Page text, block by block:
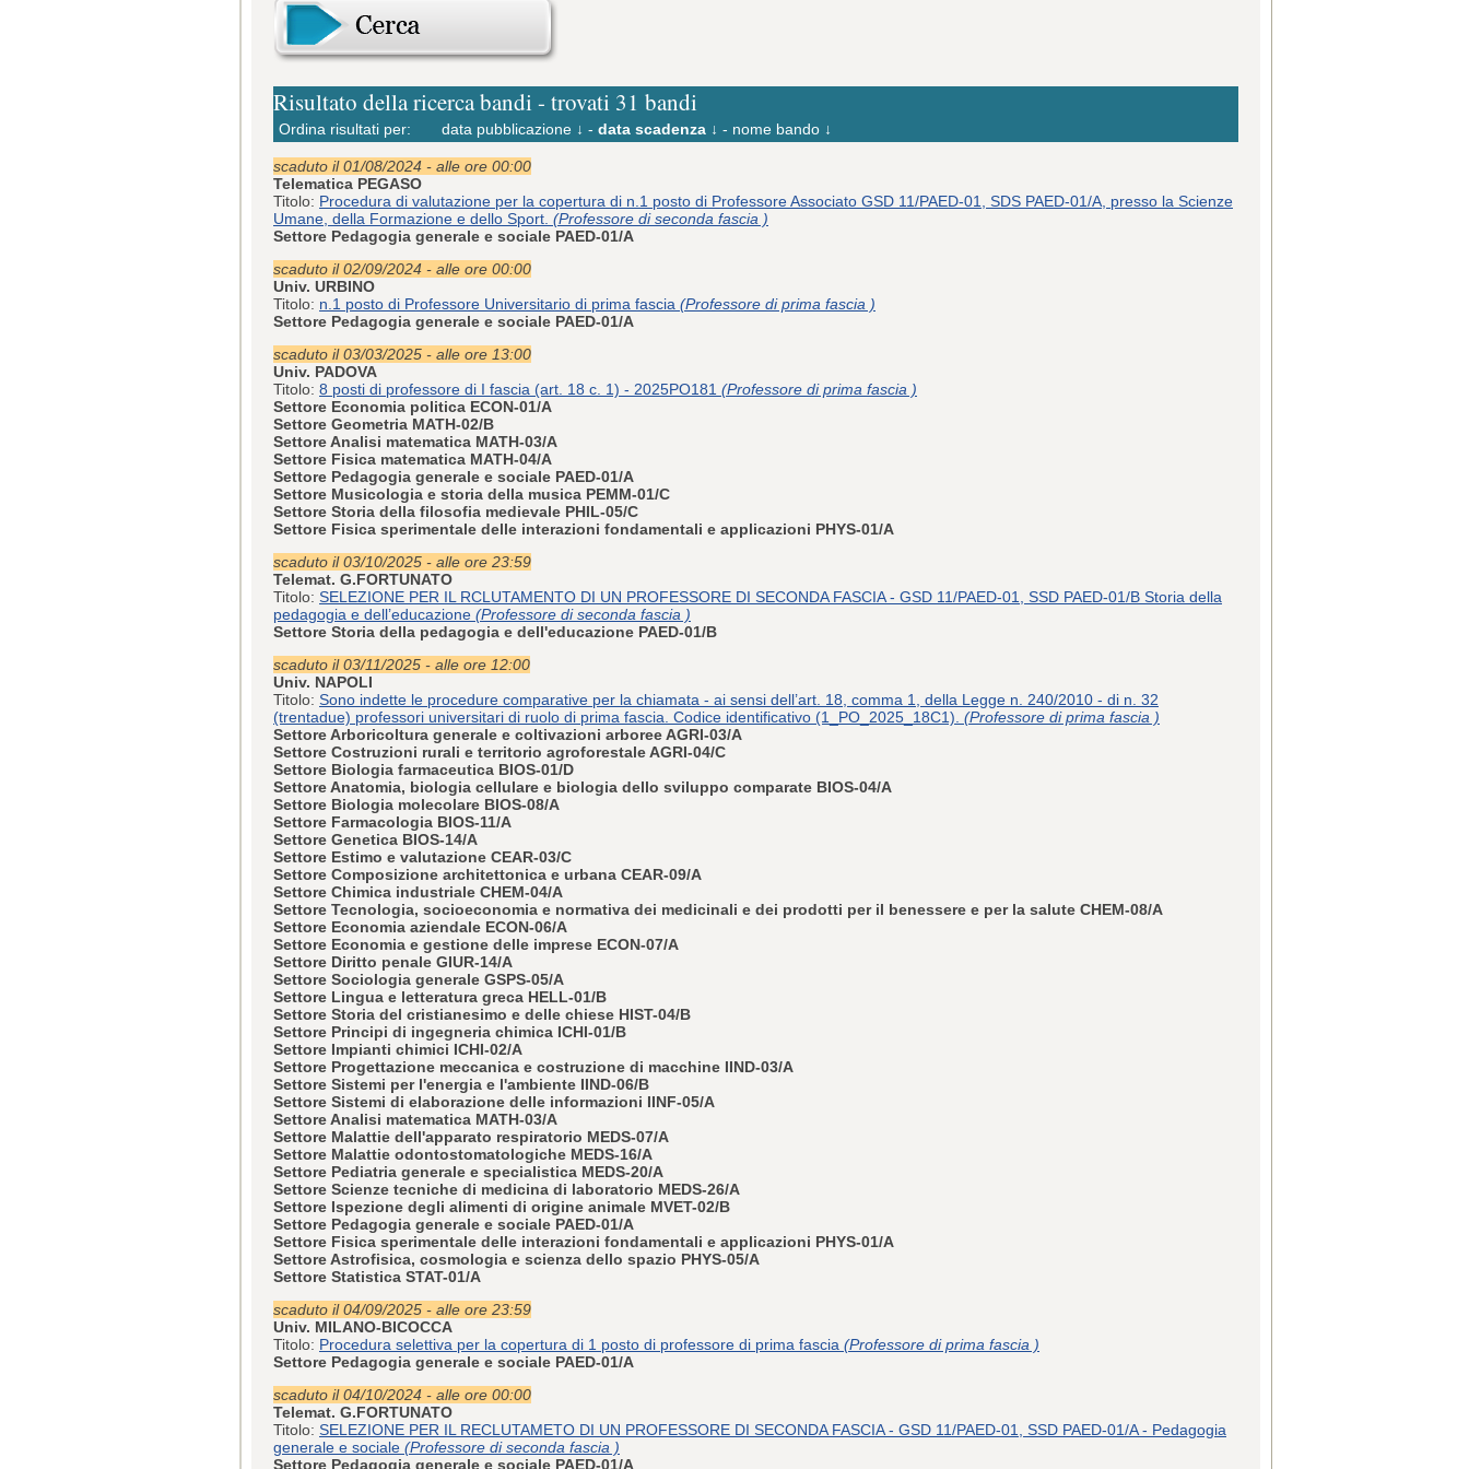
Risultato della ricerca bandi - trovati 31 bandi
Ordina risultati per: data pubblicazione ↓ - data scadenza ↓ - nome bando ↓
scaduto il 01/08/2024 - alle ore 00:00
Telematica PEGASO
Titolo: Procedura di valutazione per la copertura di n.1 posto di Professore Associato GSD 11/PAED-01, SDS PAED-01/A, presso la Scienze
Umane, della Formazione e dello Sport. (Professore di seconda fascia )
Settore Pedagogia generale e sociale PAED-01/A
scaduto il 02/09/2024 - alle ore 00:00
Univ. URBINO
Titolo: n.1 posto di Professore Universitario di prima fascia (Professore di prima fascia )
Settore Pedagogia generale e sociale PAED-01/A
scaduto il 03/03/2025 - alle ore 13:00
Univ. PADOVA
Titolo: 8 posti di professore di I fascia (art. 18 c. 1) - 2025PO181 (Professore di prima fascia )
Settore Economia politica ECON-01/A
Settore Geometria MATH-02/B
Settore Analisi matematica MATH-03/A
Settore Fisica matematica MATH-04/A
Settore Pedagogia generale e sociale PAED-01/A
Settore Musicologia e storia della musica PEMM-01/C
Settore Storia della filosofia medievale PHIL-05/C
Settore Fisica sperimentale delle interazioni fondamentali e applicazioni PHYS-01/A
scaduto il 03/10/2025 - alle ore 23:59
Telemat. G.FORTUNATO
Titolo: SELEZIONE PER IL RCLUTAMENTO DI UN PROFESSORE DI SECONDA FASCIA - GSD 11/PAED-01, SSD PAED-01/B Storia della
pedagogia e dell’educazione (Professore di seconda fascia )
Settore Storia della pedagogia e dell'educazione PAED-01/B
scaduto il 03/11/2025 - alle ore 12:00
Univ. NAPOLI
Titolo: Sono indette le procedure comparative per la chiamata - ai sensi dell’art. 18, comma 1, della Legge n. 240/2010 - di n. 32
(trentadue) professori universitari di ruolo di prima fascia. Codice identificativo (1_PO_2025_18C1). (Professore di prima fascia )
Settore Arboricoltura generale e coltivazioni arboree AGRI-03/A
Settore Costruzioni rurali e territorio agroforestale AGRI-04/C
Settore Biologia farmaceutica BIOS-01/D
Settore Anatomia, biologia cellulare e biologia dello sviluppo comparate BIOS-04/A
Settore Biologia molecolare BIOS-08/A
Settore Farmacologia BIOS-11/A
Settore Genetica BIOS-14/A
Settore Estimo e valutazione CEAR-03/C
Settore Composizione architettonica e urbana CEAR-09/A
Settore Chimica industriale CHEM-04/A
Settore Tecnologia, socioeconomia e normativa dei medicinali e dei prodotti per il benessere e per la salute CHEM-08/A
Settore Economia aziendale ECON-06/A
Settore Economia e gestione delle imprese ECON-07/A
Settore Diritto penale GIUR-14/A
Settore Sociologia generale GSPS-05/A
Settore Lingua e letteratura greca HELL-01/B
Settore Storia del cristianesimo e delle chiese HIST-04/B
Settore Principi di ingegneria chimica ICHI-01/B
Settore Impianti chimici ICHI-02/A
Settore Progettazione meccanica e costruzione di macchine IIND-03/A
Settore Sistemi per l'energia e l'ambiente IIND-06/B
Settore Sistemi di elaborazione delle informazioni IINF-05/A
Settore Analisi matematica MATH-03/A
Settore Malattie dell'apparato respiratorio MEDS-07/A
Settore Malattie odontostomatologiche MEDS-16/A
Settore Pediatria generale e specialistica MEDS-20/A
Settore Scienze tecniche di medicina di laboratorio MEDS-26/A
Settore Ispezione degli alimenti di origine animale MVET-02/B
Settore Pedagogia generale e sociale PAED-01/A
Settore Fisica sperimentale delle interazioni fondamentali e applicazioni PHYS-01/A
Settore Astrofisica, cosmologia e scienza dello spazio PHYS-05/A
Settore Statistica STAT-01/A
scaduto il 04/09/2025 - alle ore 23:59
Univ. MILANO-BICOCCA
Titolo: Procedura selettiva per la copertura di 1 posto di professore di prima fascia (Professore di prima fascia )
Settore Pedagogia generale e sociale PAED-01/A
scaduto il 04/10/2024 - alle ore 00:00
Telemat. G.FORTUNATO
Titolo: SELEZIONE PER IL RECLUTAMETO DI UN PROFESSORE DI SECONDA FASCIA - GSD 11/PAED-01, SSD PAED-01/A - Pedagogia
generale e sociale (Professore di seconda fascia )
Settore Pedagogia generale e sociale PAED-01/A